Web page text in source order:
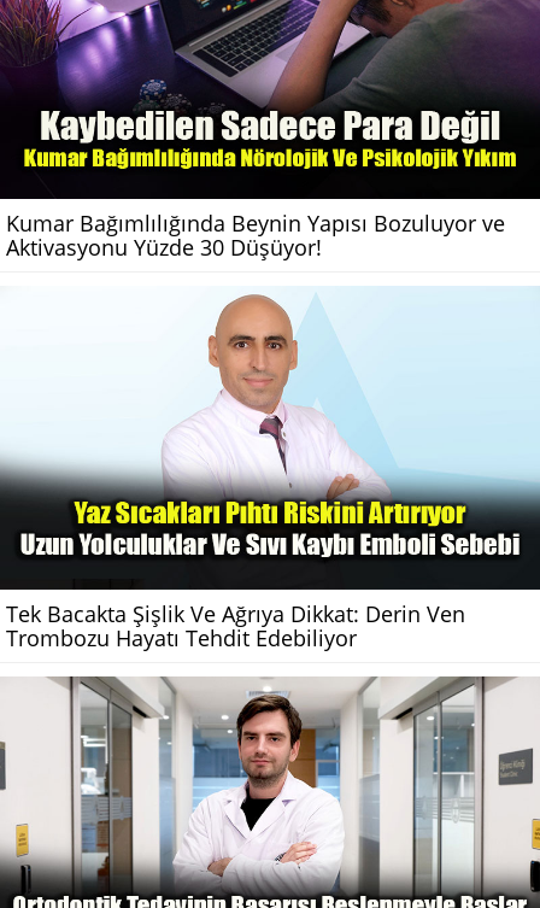
Kumar Bağımlılığında Beynin Yapısı Bozuluyor ve
Aktivasyonu Yüzde 30 Düşüyor!
Tek Bacakta Şişlik Ve Ağrıya Dikkat: Derin Ven
Trombozu Hayatı Tehdit Edebiliyor